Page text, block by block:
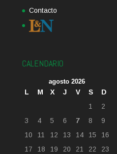
Contacto
CALENDARIO
agosto 2026
L M X J V S
D
1
2
3
4 5 6 7 8
9
10
11 12 13 14 15
16
17
18 19 20 21 22
23